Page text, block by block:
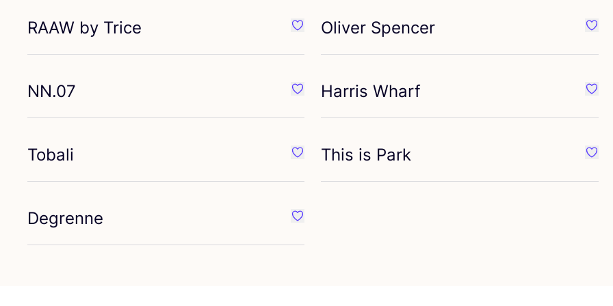
RAAW by Trice Favorit RAAW by Trice
Oliver Spencer
NN.07 Favorit NN.07
Harris Wharf
Tobali Favorit Tobali
This is Park
Degrenne Favorit Degrenne